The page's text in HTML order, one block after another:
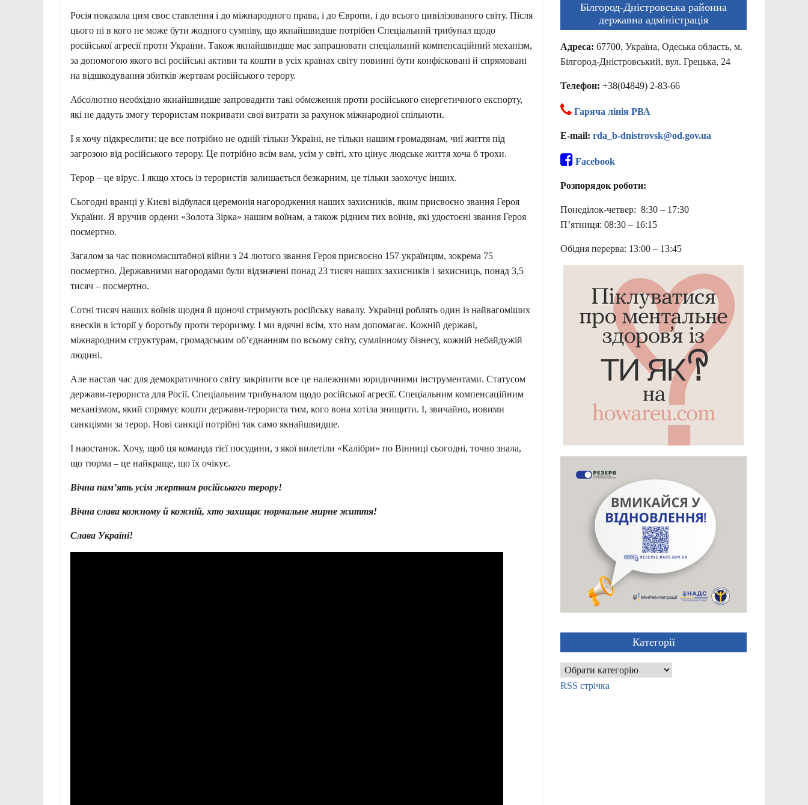
Росія показала цим своє ставлення і до міжнародного права, і до Європи, і до всього цивілізованого світу. Після
цього ні в кого не може бути жодного сумніву, що якнайшвидше потрібен Спеціальний трибунал щодо
російської агресії проти України. Також якнайшвидше має запрацювати спеціальний компенсаційний механізм,
за допомогою якого всі російські активи та кошти в усіх країнах світу повинні бути конфісковані й спрямовані
на відшкодування збитків жертвам російського терору.
Абсолютно необхідно якнайшвидше запровадити такі обмеження проти російського енергетичного експорту,
які не дадуть змогу терористам покривати свої витрати за рахунок міжнародної спільноти.
І я хочу підкреслити: це все потрібно не одній тільки Україні, не тільки нашим громадянам, чиї життя під
загрозою від російського терору. Це потрібно всім вам, усім у світі, хто цінує людське життя хоча б трохи.
Терор – це вірус. І якщо хтось із терористів залишається безкарним, це тільки заохочує інших.
Сьогодні вранці у Києві відбулася церемонія нагородження наших захисників, яким присвоєно звання Героя
України. Я вручив ордени «Золота Зірка» нашим воїнам, а також рідним тих воїнів, які удостоєні звання Героя
посмертно.
Загалом за час повномасштабної війни з 24 лютого звання Героя присвоєно 157 українцям, зокрема 75
посмертно. Державними нагородами були відзначені понад 23 тисяч наших захисників і захисниць, понад 3,5
тисяч – посмертно.
Сотні тисяч наших воїнів щодня й щоночі стримують російську навалу. Українці роблять один із найвагоміших
внесків в історії у боротьбу проти тероризму. І ми вдячні всім, хто нам допомагає. Кожній державі,
міжнародним структурам, громадським об’єднанням по всьому світу, сумлінному бізнесу, кожній небайдужій
людині.
Але настав час для демократичного світу закріпити все це належними юридичними інструментами. Статусом
держави-терориста для Росії. Спеціальним трибуналом щодо російської агресії. Спеціальним компенсаційним
механізмом, який спрямує кошти держави-терориста тим, кого вона хотіла знищити. І, звичайно, новими
санкціями за терор. Нові санкції потрібні так само якнайшвидше.
І наостанок. Хочу, щоб ця команда тієї посудини, з якої вилетіли «Калібри» по Вінниці сьогодні, точно знала,
що тюрма – це найкраще, що їх очікує.
Вічна памʼять усім жертвам російського терору!
Вічна слава кожному й кожній, хто захищає нормальне мирне життя!
Слава Україні!
Білгород-Дністровська районна
державна адміністрація
Адреса: 67700, Україна, Одеська область, м.
Білгород-Дністровський, вул. Грецька, 24
Телефон: +38(04849) 2-83-66
Гаряча лінія РВА
E-mail: rda_b-dnistrovsk@od.gov.ua
Facebook
Розпорядок роботи:
Понеділок-четвер: 8:30 – 17:30
П’ятниця: 08:30 – 16:15
Обідня перерва: 13:00 – 13:45
Категорії
Категорії
RSS стрічка